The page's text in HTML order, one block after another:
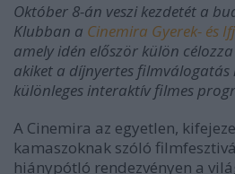
Október 8-án veszi kezdetét a
Klubban a Cinemira Gyerek- és
amely idén először külön
akiket a díjnyertes filmválogatás
különleges interaktív filmes
A Cinemira az egyetlen,
kamaszoknak szóló
hiánypótló rendezvényen a